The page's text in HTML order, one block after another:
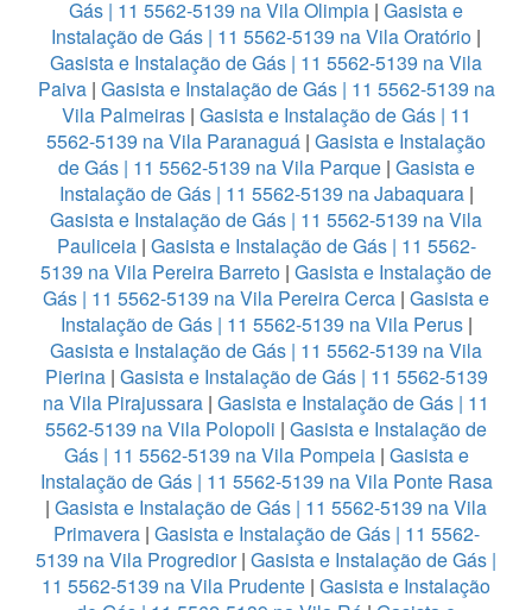
Gás | 11 5562-5139 na Vila Olimpia | Gasista e
Instalação de Gás | 11 5562-5139 na Vila Oratório |
Gasista e Instalação de Gás | 11 5562-5139 na Vila
Paiva| Gasista e Instalação de Gás | 11 5562-5139 na
Vila Palmeiras| Gasista e Instalação de Gás | 11
5562-5139 na Vila Paranaguá | Gasista e Instalação
de Gás | 11 5562-5139 na Vila Parque| Gasista e
Instalação de Gás | 11 5562-5139 na Jabaquara|
Gasista e Instalação de Gás | 11 5562-5139 na Vila
Pauliceia| Gasista e Instalação de Gás | 11 5562-
5139 na Vila Pereira Barreto | Gasista e Instalação de
Gás | 11 5562-5139 na Vila Pereira Cerca | Gasista e
Instalação de Gás | 11 5562-5139 na Vila Perus|
Gasista e Instalação de Gás | 11 5562-5139 na Vila
Pierina| Gasista e Instalação de Gás | 11 5562-5139
na Vila Pirajussara | Gasista e Instalação de Gás | 11
5562-5139 na Vila Polopoli | Gasista e Instalação de
Gás | 11 5562-5139 na Vila Pompeia| Gasista e
Instalação de Gás | 11 5562-5139 na Vila Ponte Rasa
| Gasista e Instalação de Gás | 11 5562-5139 na Vila
Primavera| Gasista e Instalação de Gás | 11 5562-
5139 na Vila Progredior| Gasista e Instalação de Gás |
11 5562-5139 na Vila Prudente | Gasista e Instalação